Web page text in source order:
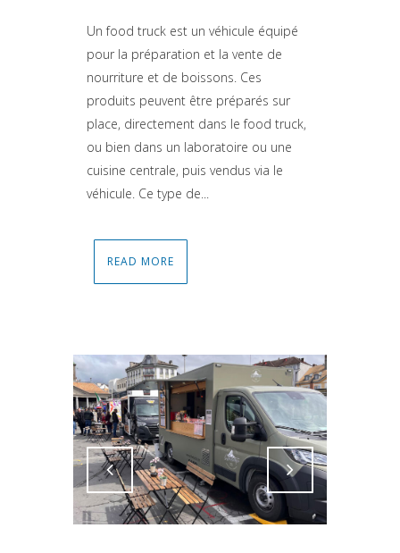
Un food truck est un véhicule équipé
pour la préparation et la vente de
nourriture et de boissons. Ces
produits peuvent être préparés sur
place, directement dans le food truck,
ou bien dans un laboratoire ou une
cuisine centrale, puis vendus via le
véhicule. Ce type de...
READ MORE
Attiva comando Attiva comando